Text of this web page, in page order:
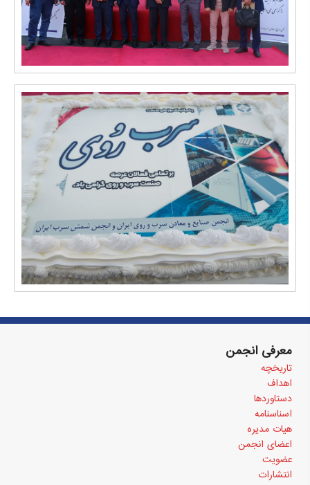
معرفی انجمن
تاریخچه
اهداف
دستاوردها
اسناسنامه
هیات مدیره
اعضای انجمن
عضویت
انتشارات